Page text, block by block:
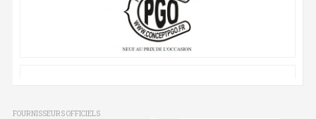
FOURNISSEURS OFFICIELS